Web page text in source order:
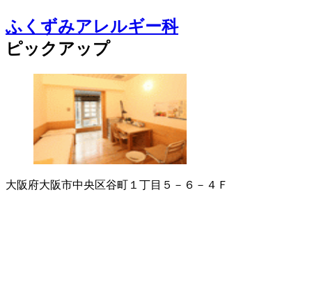
ふくずみアレルギー科
ピックアップ
大阪府大阪市中央区谷町１丁目５－６－４Ｆ